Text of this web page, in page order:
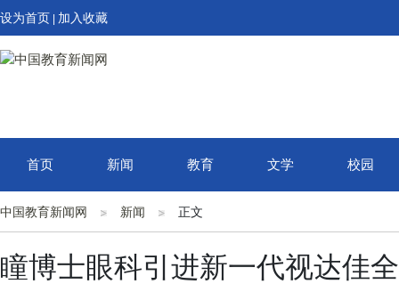
设为首页 加入收藏
首页 新闻 教育 文学 校园
中国教育新闻网 新闻 正文
瞳博士眼科引进新一代视达佳